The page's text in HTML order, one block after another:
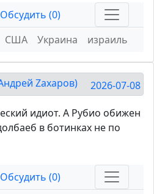
Обсудить (0)
США Украина израиль
Zахаров) 2026-07-08
идиот. А Рубио обижен
в ботинках не по
Обсудить (0)